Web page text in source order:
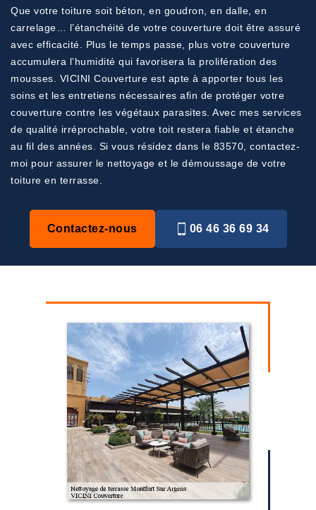
Que votre toiture soit béton, en goudron, en dalle, en
carrelage… l’étanchéité de votre couverture doit être assuré
avec efficacité. Plus le temps passe, plus votre couverture
accumulera l’humidité qui favorisera la prolifération des
mousses. VICINI Couverture est apte à apporter tous les
soins et les entretiens nécessaires afin de protéger votre
couverture contre les végétaux parasites. Avec mes services
de qualité irréprochable, votre toit restera fiable et étanche
au fil des années. Si vous résidez dans le 83570, contactez-
moi pour assurer le nettoyage et le démoussage de votre
toiture en terrasse.
Contactez-nous 06 46 36 69 34